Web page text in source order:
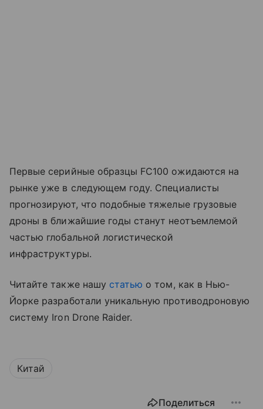
Первые серийные образцы FC100 ожидаются на
рынке уже в следующем году. Специалисты
прогнозируют, что подобные тяжелые грузовые
дроны в ближайшие годы станут неотъемлемой
частью глобальной логистической
инфраструктуры.
Читайте также нашу статью о том, как в Нью-
Йорке разработали уникальную противодроновую
систему Iron Drone Raider.
Китай
Поделиться